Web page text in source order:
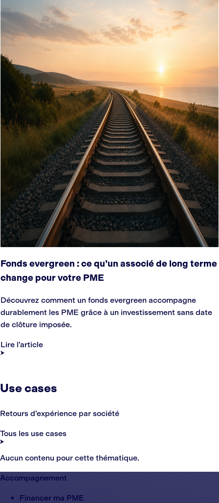
Fonds evergreen : ce qu’un associé de long terme
change pour votre PME
Découvrez comment un fonds evergreen accompagne
durablement les PME grâce à un investissement sans date
de clôture imposée.
Lire l’article
Use cases
Retours d’expérience par société
Tous les use cases
Aucun contenu pour cette thématique.
Accompagnement
Financer ma PME